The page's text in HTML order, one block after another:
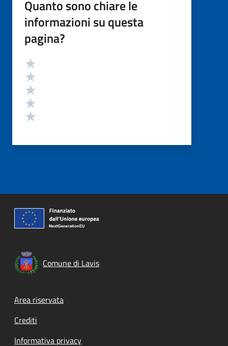
Quanto sono chiare le
informazioni su questa
pagina?
Valutazione
Comune di Lavis
Footer menu
Area riservata
Crediti
Informativa privacy